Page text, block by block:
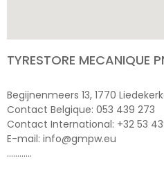
TYRESTORE MECANIQUE
Begijnenmeers 13, 1770
Contact Belgique: 053 439 273
Contact International: +32 53
E-mail: info@gmpw.eu
…………